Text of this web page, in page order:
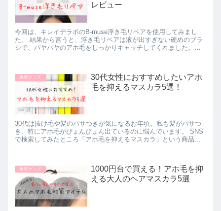
レビュー
今回は、キレイデラボのB-muse浮き毛リペアを使用してみまし
た。 結果から言うと、浮き毛リペアは液が出すぎない硬めのブラ
シで、パヤパヤのアホ毛をしっかりキャッチしてくれました。
美容グッズ
30代女性におすすめしたいアホ
毛を抑えるマスカラ5選！
30代は抜け毛や髪のパサつきが気になるお年頃。私も髪がパサつ
き、特にアホ毛がぴょんぴょん出ているのに悩んでいます。 SNS
で検索してみたところ「アホ毛を抑えるマスカラ」という商品が
美容グッズ
1000円台で買える！アホ毛を抑
える大人のヘアマスカラ5選